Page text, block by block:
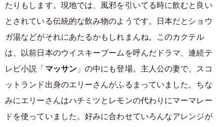
たりもします。現地では、風邪を引いてる時に飲むと良い
とされている伝統的な飲み物のようです。日本だとショウ
ガ湯などがそれにあたるかもしれまんね。このカクテル
は、以前日本のウイスキーブームを呼んだドラマ、連続テ
レビ小説「 マッサン」の中にも登場。主人公の妻で、スコ
ットランド出身のエリーさんがふるまっていました。ちな
みにエリーさんはハチミツとレモンの代わりにマーマレー
ドを使っていました。好みに合わせていろんなアレンジが